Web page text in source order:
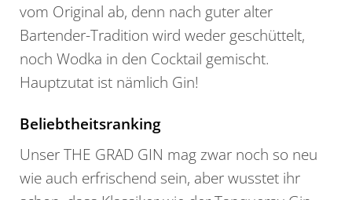
vom Original ab, denn nach guter alter
Bartender-Tradition wird weder geschüttelt,
noch Wodka in den Cocktail gemischt.
Hauptzutat ist nämlich Gin!
Beliebtheitsranking
Unser THE GRAD GIN mag zwar noch so neu
wie auch erfrischend sein, aber wusstet ihr